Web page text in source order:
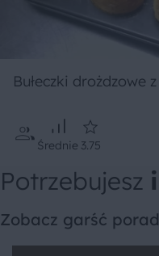
Bułeczki drożdzowe
Średnie 3.75
Potrzebujesz
Zobacz garść